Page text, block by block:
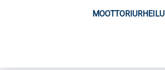
MOOTTORIURHEILU